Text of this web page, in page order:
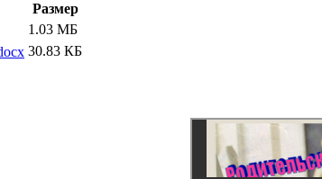
Размер
1.03 МБ
30.83 КБ